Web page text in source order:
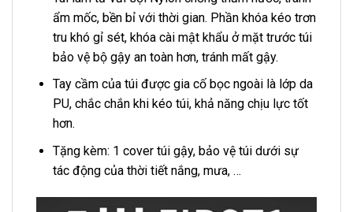
ẩm mốc, bền bỉ với thời gian. Phần khóa kéo trơn
tru khó gỉ sét, khóa cài mật khẩu ở mặt trước túi
bảo vệ bộ gậy an toàn hơn, tránh mất gậy.
Tay cầm của túi được gia cố bọc ngoài là lớp da
PU, chắc chắn khi kéo túi, khả năng chịu lực tốt
hơn.
Tặng kèm: 1 cover túi gậy, bảo vệ túi dưới sự
tác động của thời tiết nắng, mưa, …